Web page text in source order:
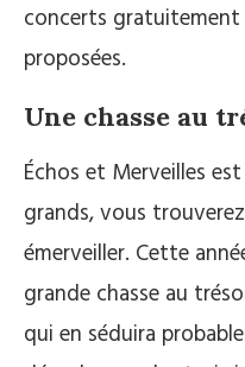
concerts
proposées.
Une chasse au
Échos et Merveilles
grands, vous
émerveiller. Cette
grande chasse au
qui en séduira